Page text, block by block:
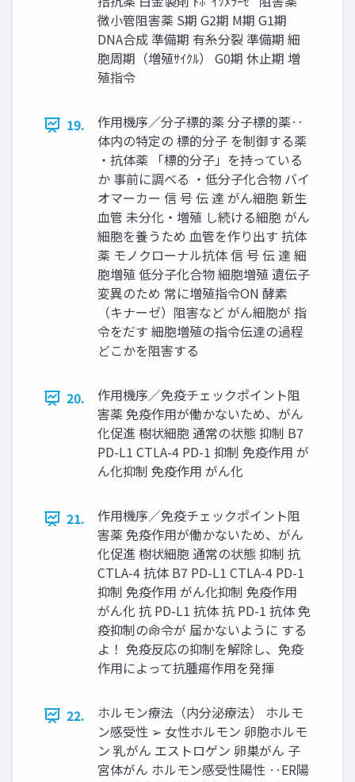
微小管阻害薬 S期 G2期 M期 G1期
DNA合成 準備期 有糸分裂 準備期 細
胞周期（増殖ｻｲｸﾙ） G0期 休止期 増
殖指令
19.
作用機序／分子標的薬 分子標的薬‥
体内の特定の 標的分子 を制御する薬
・抗体薬 「標的分子」を持っている
か 事前に調べる ・低分子化合物 バイ
オマーカー 信 号 伝 達 がん細胞 新生
血管 未分化・増殖 し続ける細胞 がん
細胞を養うため 血管を作り出す 抗体
薬 モノクローナル抗体 信 号 伝 達 細
胞増殖 低分子化合物 細胞増殖 遺伝子
変異のため 常に増殖指令ON 酵素
（キナーゼ）阻害など がん細胞が 指
令をだす 細胞増殖の指令伝達の過程
どこかを阻害する
20.
作用機序／免疫チェックポイント阻
害薬 免疫作用が働かないため、がん
化促進 樹状細胞 通常の状態 抑制 B7
PD-L1 CTLA-4 PD-1 抑制 免疫作用 が
ん化抑制 免疫作用 がん化
21.
作用機序／免疫チェックポイント阻
害薬 免疫作用が働かないため、がん
化促進 樹状細胞 通常の状態 抑制 抗
CTLA-4 抗体 B7 PD-L1 CTLA-4 PD-1
抑制 免疫作用 がん化抑制 免疫作用
がん化 抗 PD-L1 抗体 抗 PD-1 抗体 免
疫抑制の命令が 届かないように する
よ！ 免疫反応の抑制を解除し、免疫
作用によって抗腫瘍作用を発揮
22.
ホルモン療法（内分泌療法） ホルモ
ン感受性 ➢ 女性ホルモン 卵胞ホルモ
ン 乳がん エストロゲン 卵巣がん 子
宮体がん ホルモン感受性陽性 ‥ER陽